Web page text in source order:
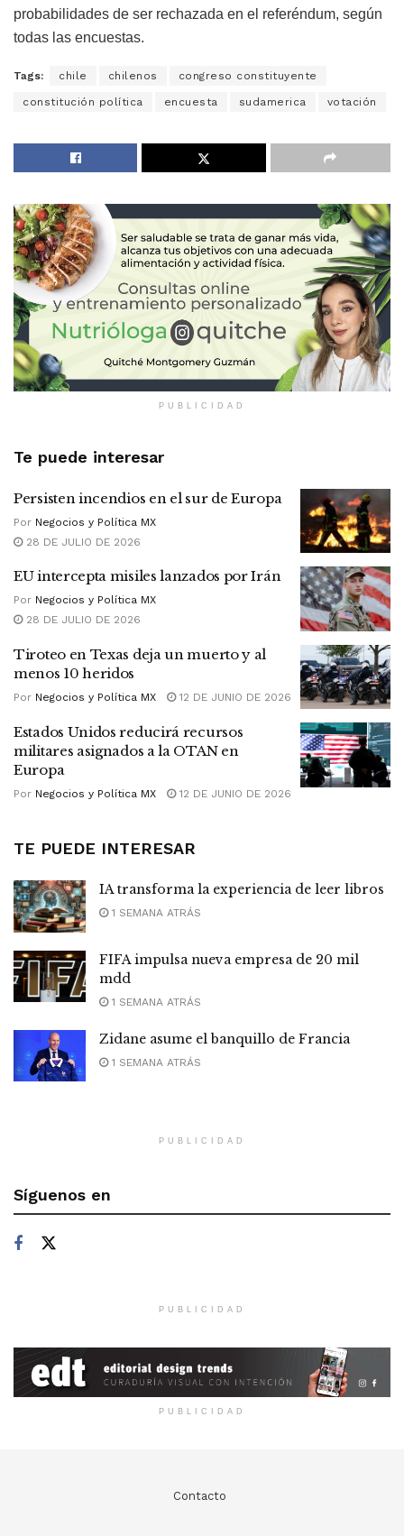
probabilidades de ser rechazada en el referéndum, según
todas las encuestas.
Tags: chile chilenos congreso constituyente
constitución política encuesta sudamerica votación
PUBLICIDAD
Te puede interesar
Persisten incendios en el sur de Europa
Por Negocios y Política MX
28 DE JULIO DE 2026
EU intercepta misiles lanzados por Irán
Por Negocios y Política MX
28 DE JULIO DE 2026
Tiroteo en Texas deja un muerto y al
menos 10 heridos
Por Negocios y Política MX 12 DE JUNIO DE 2026
Estados Unidos reducirá recursos
militares asignados a la OTAN en
Europa
Por Negocios y Política MX 12 DE JUNIO DE 2026
TE PUEDE INTERESAR
IA transforma la experiencia de leer libros
1 SEMANA ATRÁS
FIFA impulsa nueva empresa de 20 mil
mdd
1 SEMANA ATRÁS
Zidane asume el banquillo de Francia
1 SEMANA ATRÁS
PUBLICIDAD
Síguenos en
PUBLICIDAD
PUBLICIDAD
Contacto